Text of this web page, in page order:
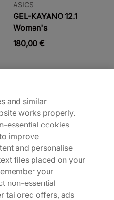
ASICS
GEL-KAYANO 12.1
Women's
180,00 €
and similar
works properly.
essential cookies
improve
and personalise
files placed on your
your
non-essential
tailored offers, ads